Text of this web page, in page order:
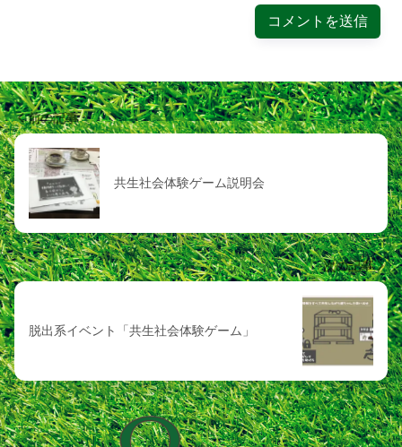
前の記事
共生社会体験ゲーム説明会
次の記事
脱出系イベント「共生社会体験ゲーム」